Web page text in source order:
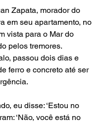
Zapata, morador do
em seu apartamento, no
vista para o Mar do
pelos tremores.
passou dois dias e
ferro e concreto até ser
eu disse: ‘Estou no
‘Não, você está no